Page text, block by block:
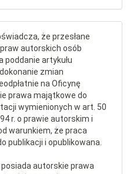
że przesłane
autorskich osób
poddanie artykułu
zmian
na Oficynę
prawa majątkowe do
wymienionych w art. 50
r. o prawie autorskim i
warunkiem, że praca
publikacji i opublikowana.
autorskie prawa